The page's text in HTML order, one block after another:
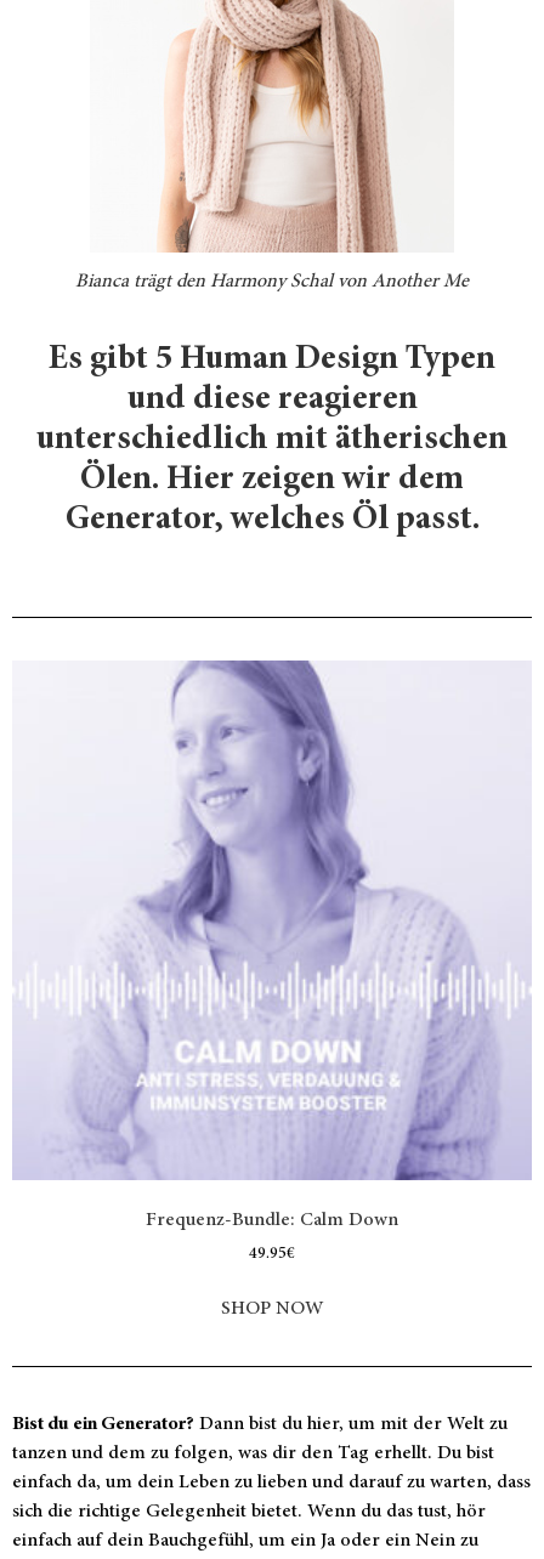
Bianca trägt den Harmony Schal von Another Me
Es gibt 5 Human Design Typen
und diese reagieren
unterschiedlich mit ätherischen
Ölen. Hier zeigen wir dem
Generator, welches Öl passt.
Bist du ein Generator? Dann bist du hier, um mit der Welt zu
tanzen und dem zu folgen, was dir den Tag erhellt. Du bist
einfach da, um dein Leben zu lieben und darauf zu warten, dass
sich die richtige Gelegenheit bietet. Wenn du das tust, hör
einfach auf dein Bauchgefühl, um ein Ja oder ein Nein zu
Frequenz-Bundle: Calm Down
49.95€
SHOP NOW